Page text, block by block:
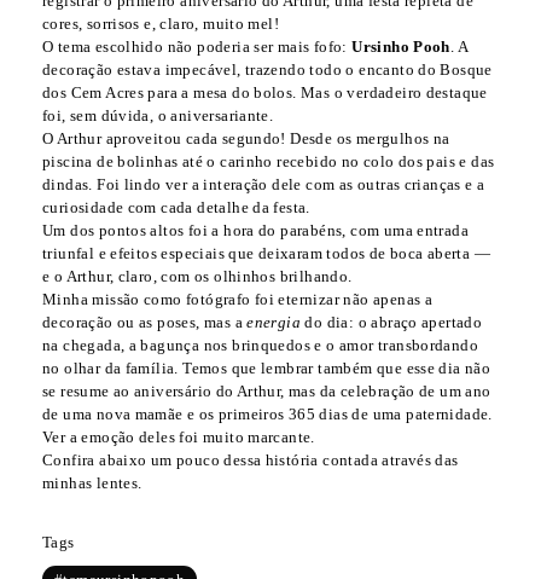
cores, sorrisos e, claro, muito mel!
O tema escolhido não poderia ser mais fofo:Ursinho Pooh. A
decoração estava impecável, trazendo todo o encanto do Bosque
dos Cem Acres para a mesa do bolos. Mas o verdadeiro destaque
foi, sem dúvida, o aniversariante.
O Arthur aproveitou cada segundo! Desde os mergulhos na
piscina de bolinhas até o carinho recebido no colo dos pais e das
dindas. Foi lindo ver a interação dele com as outras crianças e a
curiosidade com cada detalhe da festa.
Um dos pontos altos foi a hora do parabéns, com uma entrada
triunfal e efeitos especiais que deixaram todos de boca aberta —
e o Arthur, claro, com os olhinhos brilhando.
Minha missão como fotógrafo foi eternizar não apenas a
decoração ou as poses, mas aenergia do dia: o abraço apertado
na chegada, a bagunça nos brinquedos e o amor transbordando
no olhar da família. Temos que lembrar também que esse dia não
se resume ao aniversário do Arthur, mas da celebração de um ano
de uma nova mamãe e os primeiros 365 dias de uma paternidade.
Ver a emoção deles foi muito marcante.
Confira abaixo um pouco dessa história contada através das
minhas lentes.
Tags